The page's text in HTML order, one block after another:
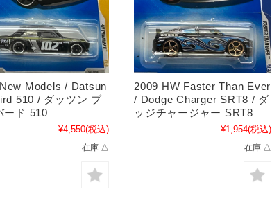
Models / Datsun
510 / ダッツン ブ
ード 510
¥4,550(税込)
在庫 △
2009 HW Faster Than Ever
/ Dodge Charger SRT8 / ダ
ッジチャージャー SRT8
¥1,954(税込)
在庫 △